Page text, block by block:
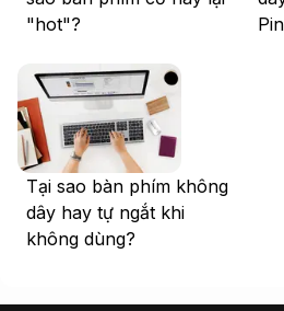
"hot"?
Tại sao bàn phím không
dây hay tự ngắt khi
không dùng?